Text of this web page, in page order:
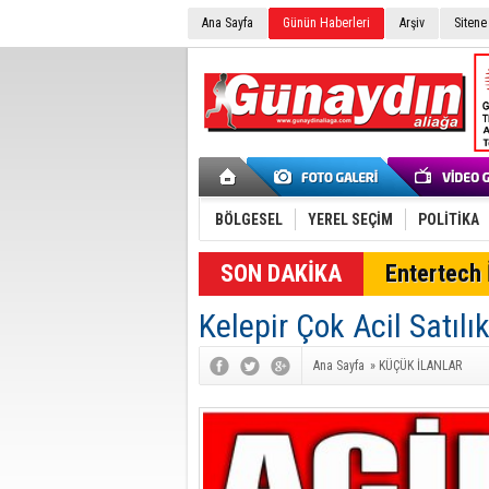
Ana Sayfa Günün Haberleri Arşiv
BÖLGESEL YEREL SEÇİM POLİTİKA
SON DAKİKA Entertech
Kelepir Çok Acil
Ana Sayfa » KÜÇÜK İLANLAR